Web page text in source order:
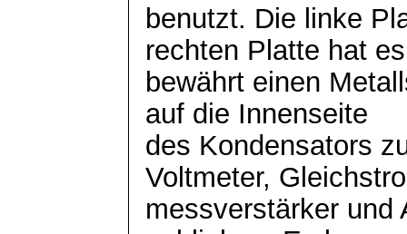
benutzt. Die linke
rechten Platte hat
bewährt einen
auf die Innenseite
des Kondensators
Voltmeter,
messverstärker und